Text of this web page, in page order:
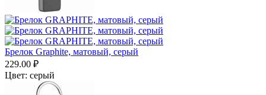
Брелок Graphite, матовый, серый
229.00 ₽
Цвет: серый